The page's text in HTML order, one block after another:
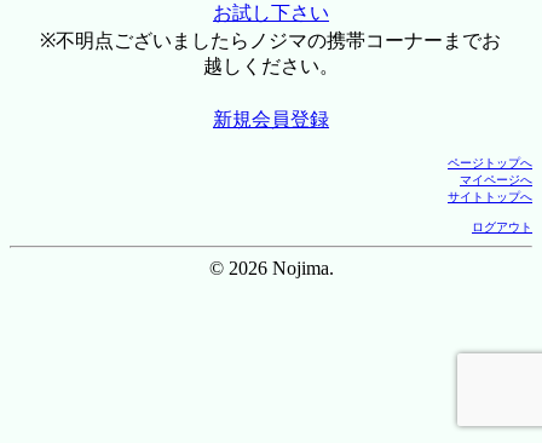
お試し下さい
※不明点ございましたらノジマの携帯コーナーまでお
越しください。
新規会員登録
ページトップへ
マイページへ
サイトトップへ
ログアウト
© 2026 Nojima.